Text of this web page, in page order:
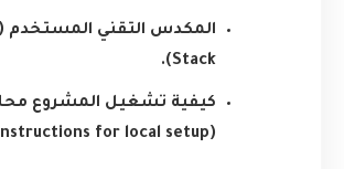
Stack).
كيفية تشغيل المشروع
(Instructions for local setup).